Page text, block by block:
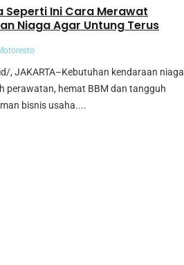
Seperti Ini Cara Merawat
Niaga Agar Untung Terus
, JAKARTA–Kebutuhan kendaraan niaga
perawatan, hemat BBM dan tangguh
bisnis usaha....